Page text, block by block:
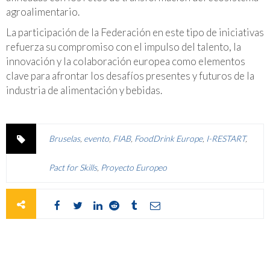
agroalimentario.
La participación de la Federación en este tipo de iniciativas
refuerza su compromiso con el impulso del talento, la
innovación y la colaboración europea como elementos
clave para afrontar los desafíos presentes y futuros de la
industria de alimentación y bebidas.
Bruselas, evento FIAB, FoodDrink Europe, I-RESTART,
Pact for Skills, Proyecto Europeo